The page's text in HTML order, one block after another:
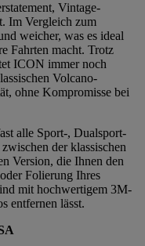
Vintage-
Im Vergleich zum
weicher, was es ideal
Fahrten macht. Trotz
ICON immer noch
Volcano-
ohne Kompromisse bei
alle Sport-, Dualsport-
der klassischen
Version, die Ihnen den
Folierung Ihres
mit hochwertigem 3M-
entfernen lässt.